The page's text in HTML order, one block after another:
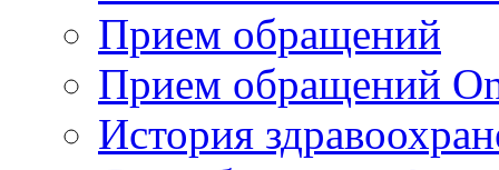
Прием обращений
Прием обращений
История